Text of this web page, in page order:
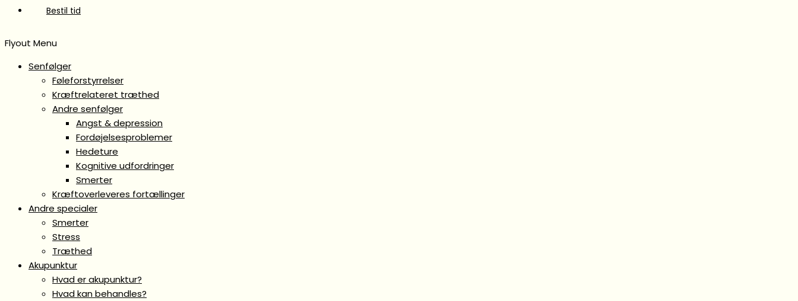
Bestil tid
Flyout Menu
Senfølger
Føleforstyrrelser
Kræftrelateret træthed
Andre senfølger
Angst & depression
Fordøjelsesproblemer
Hedeture
Kognitive udfordringer
Smerter
Kræftoverleveres fortællinger
Andre specialer
Smerter
Stress
Træthed
Akupunktur
Hvad er akupunktur?
Hvad kan behandles?